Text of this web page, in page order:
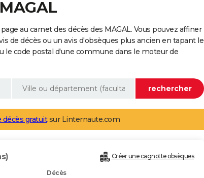
au carnet des décès des MAGAL. Vous pouvez affiner
de décès ou un avis d'obsèques plus ancien en tapant le
le code postal d'une commune dans le moteur de
décès gratuitsur Linternaute.com
Créer une cagnotte obsèques
Décès